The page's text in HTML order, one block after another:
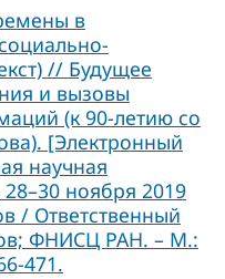
в
// Будущее
и вызовы
(к 90-летию со
[Электронный
научная
ноября 2019
/ Ответственный
ФНИСЦ РАН. – М.:
471.